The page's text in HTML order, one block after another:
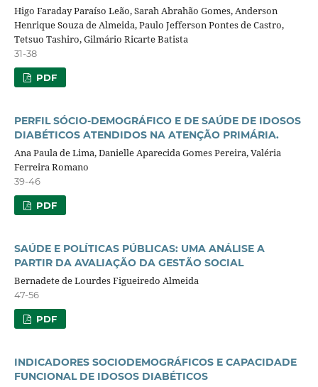
Higo Faraday Paraíso Leão, Sarah Abrahão Gomes, Anderson
Henrique Souza de Almeida, Paulo Jefferson Pontes de Castro,
Tetsuo Tashiro, Gilmário Ricarte Batista
31-38
PDF
PERFIL SÓCIO-DEMOGRÁFICO E DE SAÚDE DE IDOSOS
DIABÉTICOS ATENDIDOS NA ATENÇÃO PRIMÁRIA.
Ana Paula de Lima, Danielle Aparecida Gomes Pereira, Valéria
Ferreira Romano
39-46
PDF
SAÚDE E POLÍTICAS PÚBLICAS: UMA ANÁLISE A
PARTIR DA AVALIAÇÃO DA GESTÃO SOCIAL
Bernadete de Lourdes Figueiredo Almeida
47-56
PDF
INDICADORES SOCIODEMOGRÁFICOS E CAPACIDADE
FUNCIONAL DE IDOSOS DIABÉTICOS